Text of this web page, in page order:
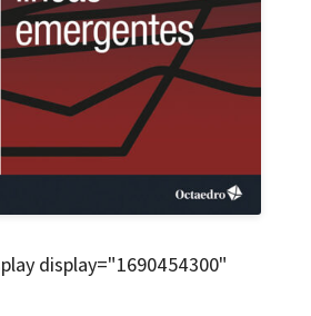
display="1690454300"